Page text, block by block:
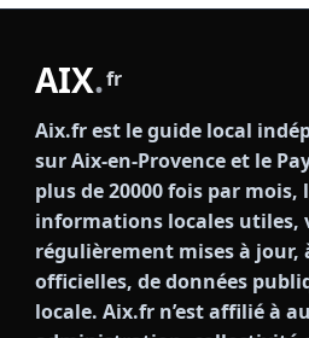
AIX.fr
Aix.fr est le guide local
sur Aix-en-Provence et le
plus de 20000 fois par mois,
informations locales utiles,
régulièrement mises à jour,
officielles, de données
locale. Aix.fr n’est affilié à